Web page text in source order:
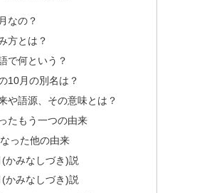
なの？
方とは？
で何という？
10月の別名は？
や語源、その意味とは？
たもう一つの由来
った他の由来
かみなしづき)説
(かみなしづき)説